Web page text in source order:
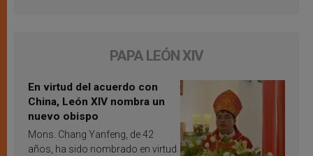
PAPA LEÓN XIV
En virtud del acuerdo con
China, León XIV nombra un
nuevo obispo
Mons. Chang Yanfeng, de 42
años, ha sido nombrado en virtud